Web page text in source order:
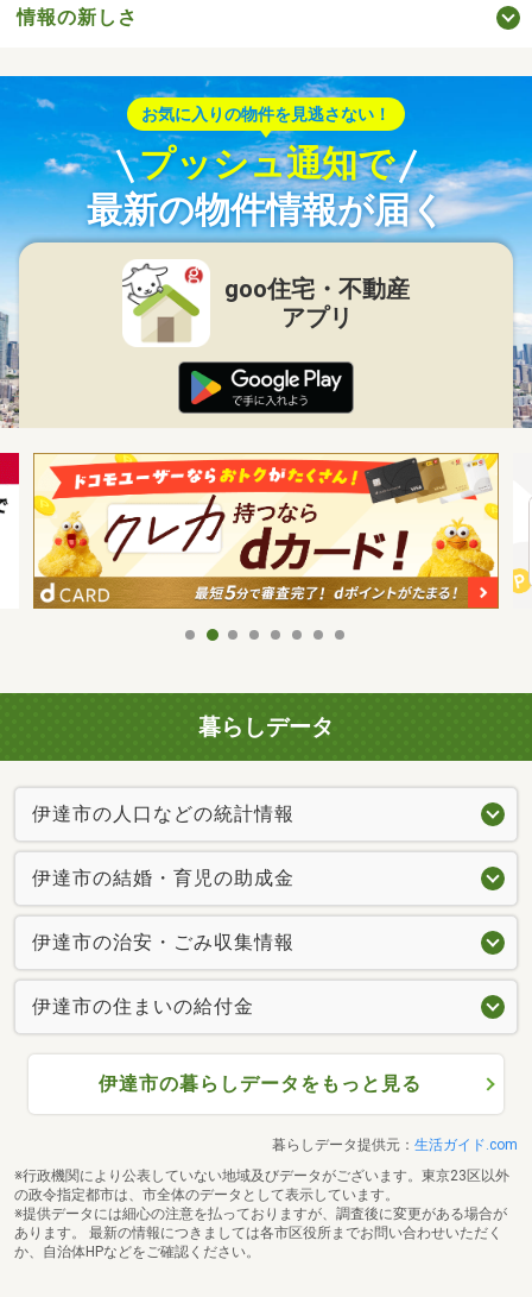
情報の新しさ
お気に入りの物件を見逃さない！
プッシュ通知で
最新の物件情報が届く
goo住宅・不動産
アプリ
暮らしデータ
伊達市の人口などの統計情報
伊達市の結婚・育児の助成金
伊達市の治安・ごみ収集情報
伊達市の住まいの給付金
伊達市の暮らしデータをもっと見る
暮らしデータ提供元： 生活ガイド.com
※行政機関により公表していない地域及びデータがございます。東京23区以外
の政令指定都市は、市全体のデータとして表示しています。
※提供データには細心の注意を払っておりますが、調査後に変更がある場合が
あります。 最新の情報につきましては各市区役所までお問い合わせいただく
か、自治体HPなどをご確認ください。